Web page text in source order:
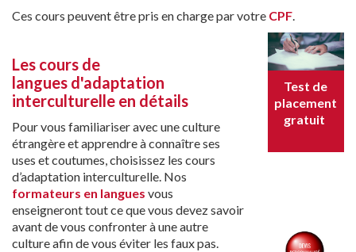
Ces cours peuvent être pris en charge par votre CPF.
Test de
placement
gratuit
Les cours de
langues d'adaptation
interculturelle en détails
Pour vous familiariser avec une culture
étrangère et apprendre à connaître ses
uses et coutumes, choisissez les cours
d’adaptation interculturelle. Nos
formateurs en langues vous
enseigneront tout ce que vous devez savoir
avant de vous confronter à une autre
culture afin de vous éviter les faux pas.